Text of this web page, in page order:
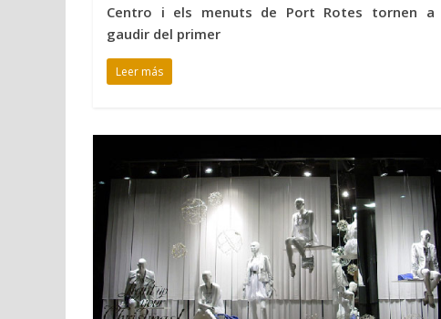
Centro i els menuts de Port Rotes tornen a
gaudir del primer
Leer más